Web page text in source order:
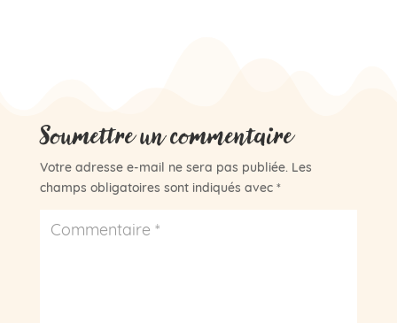
Soumettre un commentaire
Votre adresse e-mail ne sera pas publiée. Les
champs obligatoires sont indiqués avec *